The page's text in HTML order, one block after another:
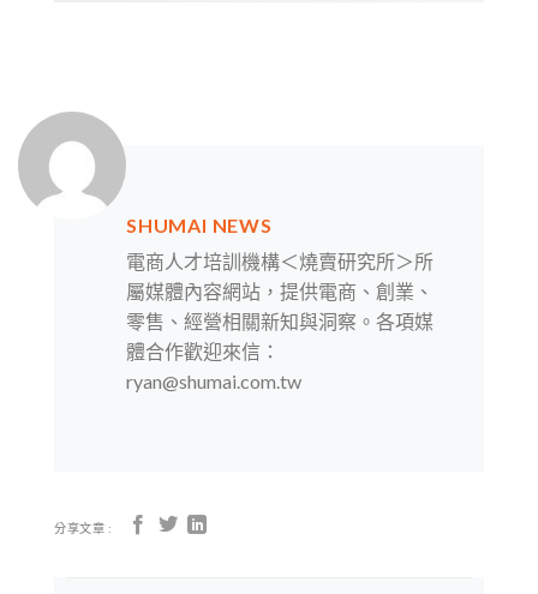
SHUMAI NEWS
電商人才培訓機構＜燒賣研究所＞所
屬媒體內容網站，提供電商、創業、
零售、經營相關新知與洞察。各項媒
體合作歡迎來信：
ryan@shumai.com.tw
分享文章 :